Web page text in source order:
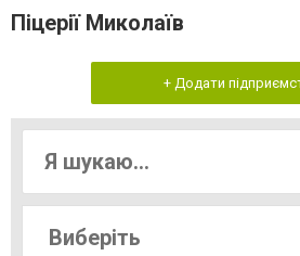
Піцерії Миколаїв
+ Додати